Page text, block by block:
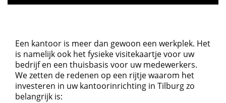
Een kantoor is meer dan gewoon een werkplek. Het
is namelijk ook het fysieke visitekaartje voor uw
bedrijf en een thuisbasis voor uw medewerkers.
We zetten de redenen op een rijtje waarom het
investeren in uw kantoorinrichting in Tilburg zo
belangrijk is: